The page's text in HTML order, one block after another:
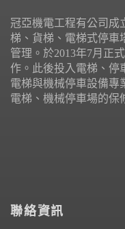
冠亞機電工程有公司成
梯、貨梯、電梯式停車
管理。於2013年7月正
作。此後投入電梯、停
電梯與機械停車設備專
電梯、機械停車場的保
聯絡資訊